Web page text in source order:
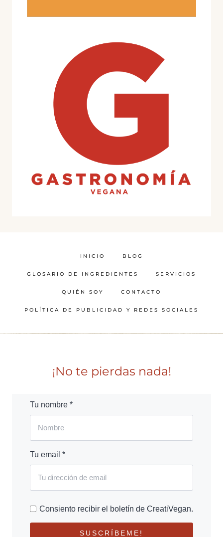
INICIO BLOG
GLOSARIO DE INGREDIENTES SERVICIOS
QUIÉN SOY CONTACTO
POLÍTICA DE PUBLICIDAD Y REDES SOCIALES
¡No te pierdas nada!
Tu nombre *
Tu email *
Consiento recibir el boletín de CreatiVegan.
SUSCRÍBEME!